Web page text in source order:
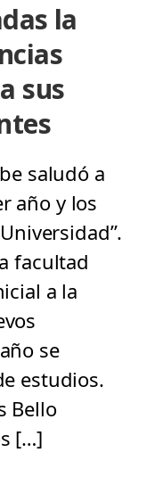
la
sus
saludó a
año y los
facultad
a la
se
estudios.
Bello
[…]